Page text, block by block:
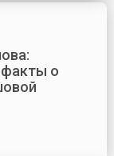
факты о